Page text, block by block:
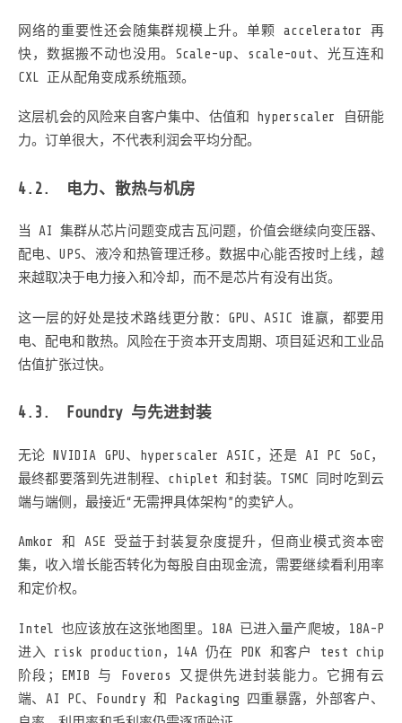
网络的重要性还会随集群规模上升。单颗 accelerator 再
快，数据搬不动也没用。Scale-up、scale-out、光互连和
CXL 正从配角变成系统瓶颈。
这层机会的风险来自客户集中、估值和 hyperscaler 自研能
力。订单很大，不代表利润会平均分配。
电力、散热与机房
当 AI 集群从芯片问题变成吉瓦问题，价值会继续向变压器、
配电、UPS、液冷和热管理迁移。数据中心能否按时上线，越
来越取决于电力接入和冷却，而不是芯片有没有出货。
这一层的好处是技术路线更分散：GPU、ASIC 谁赢，都要用
电、配电和散热。风险在于资本开支周期、项目延迟和工业品
估值扩张过快。
Foundry 与先进封装
无论 NVIDIA GPU、hyperscaler ASIC，还是 AI PC SoC，
最终都要落到先进制程、chiplet 和封装。TSMC 同时吃到云
端与端侧，最接近“无需押具体架构”的卖铲人。
Amkor 和 ASE 受益于封装复杂度提升，但商业模式资本密
集，收入增长能否转化为每股自由现金流，需要继续看利用率
和定价权。
Intel 也应该放在这张地图里。18A 已进入量产爬坡，18A-P
进入 risk production，14A 仍在 PDK 和客户 test chip
阶段；EMIB 与 Foveros 又提供先进封装能力。它拥有云
端、AI PC、Foundry 和 Packaging 四重暴露，外部客户、